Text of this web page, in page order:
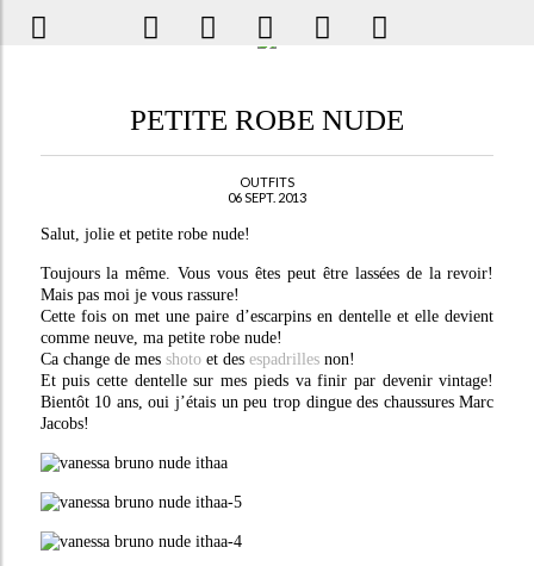
PETITE ROBE NUDE
OUTFITS
06 SEPT. 2013
Salut, jolie et petite robe nude!
Toujours la même. Vous vous êtes peut être lassées de la revoir!
Mais pas moi je vous rassure!
Cette fois on met une paire d’escarpins en dentelle et elle devient
comme neuve, ma petite robe nude!
Ca change de mes shotoet des espadrillesnon!
Et puis cette dentelle sur mes pieds va finir par devenir vintage!
Bientôt 10 ans, oui j’étais un peu trop dingue des chaussures Marc
Jacobs!